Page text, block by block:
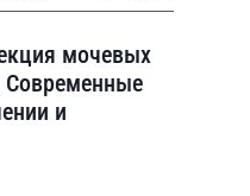
мочевых
Современные
и